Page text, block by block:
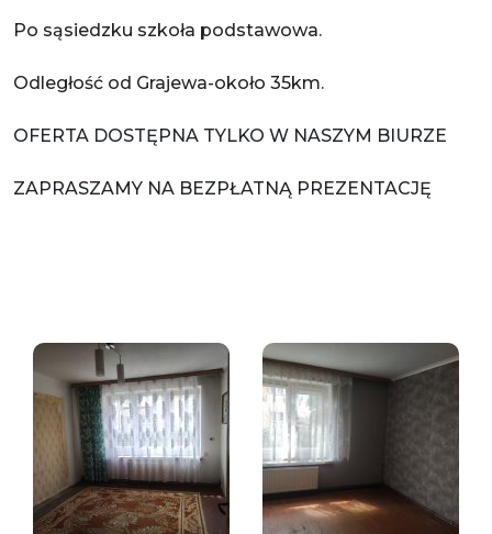
Po sąsiedzku szkoła podstawowa.
Odległość od Grajewa-około 35km.
OFERTA DOSTĘPNA TYLKO W NASZYM BIURZE
ZAPRASZAMY NA BEZPŁATNĄ PREZENTACJĘ